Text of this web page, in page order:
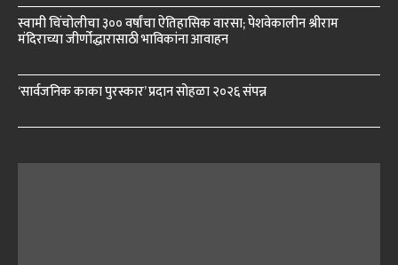
स्वामी चिंचोलीचा ३०० वर्षांचा ऐतिहासिक वारसा; पेशवेकालीन श्रीराम
मंदिराच्या जीर्णोद्धारासाठी भाविकांना आवाहन
‘सार्वजनिक काका पुरस्कार’ प्रदान सोहळा २०२६ संपन्न